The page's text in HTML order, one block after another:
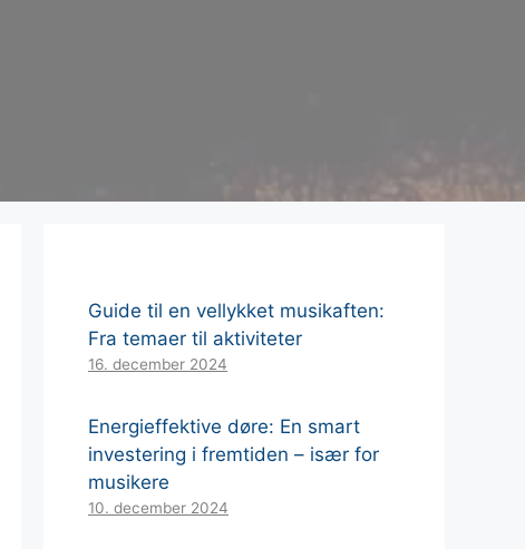
Guide til en vellykket musikaften:
Fra temaer til aktiviteter
16. december 2024
Energieffektive døre: En smart
investering i fremtiden – især for
musikere
10. december 2024